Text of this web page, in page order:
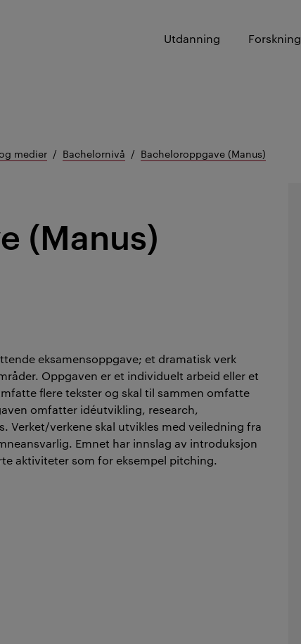
Utdanning Forskning
medier Bachelornivå Bacheloroppgave (Manus)
(Manus)
eksamensoppgave; et dramatisk verk
Oppgaven er et individuelt arbeid eller et
flere tekster og skal til sammen omfatte
omfatter idéutvikling, research,
Verket/verkene skal utvikles med veiledning fra
Emnet har innslag av introduksjon
aktiviteter som for eksempel pitching.